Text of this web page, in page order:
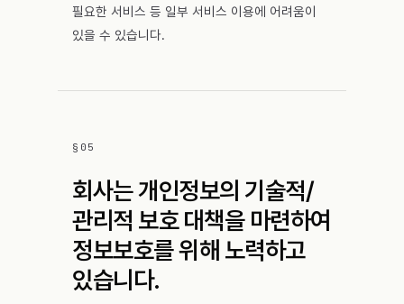
필요한 서비스 등 일부 서비스 이용에 어려움이
있을 수 있습니다.
§ 05
회사는 개인정보의 기술적/
관리적 보호 대책을 마련하여
정보보호를 위해 노력하고
있습니다.